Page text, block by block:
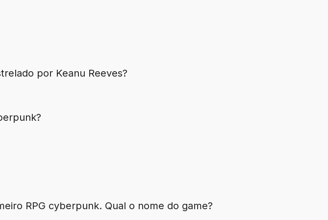
por Keanu Reeves?
RPG cyberpunk. Qual o nome do game?